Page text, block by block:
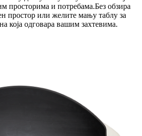
просторима и потребама.Без обзира
простор или желите мању таблу за
која одговара вашим захтевима.